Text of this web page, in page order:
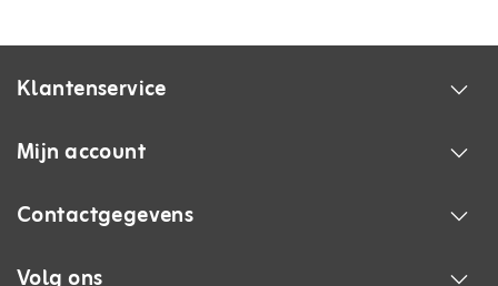
Klantenservice
Mijn account
Contactgegevens
Volg ons